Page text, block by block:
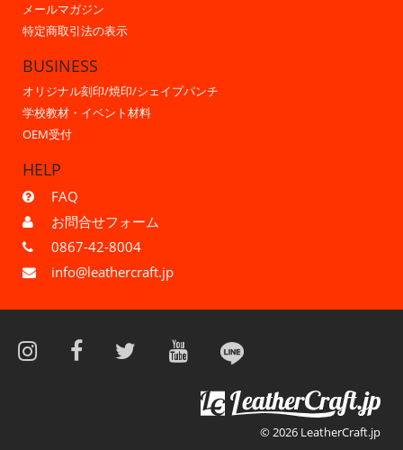
メールマガジン
特定商取引法の表示
BUSINESS
オリジナル刻印/焼印/シェイプパンチ
学校教材・イベント材料
OEM受付
HELP
FAQ
お問合せフォーム
0867-42-8004
info@leathercraft.jp
© 2026 LeatherCraft.jp